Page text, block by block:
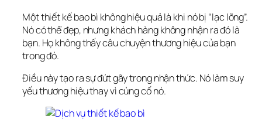
Một thiết kế bao bì không hiệu quả là khi nó bị “lạc lõng”.
Nó có thể đẹp, nhưng khách hàng không nhận ra đó là
bạn. Họ không thấy câu chuyện thương hiệu của bạn
trong đó.
Điều này tạo ra sự đứt gãy trong nhận thức. Nó làm suy
yếu thương hiệu thay vì củng cố nó.